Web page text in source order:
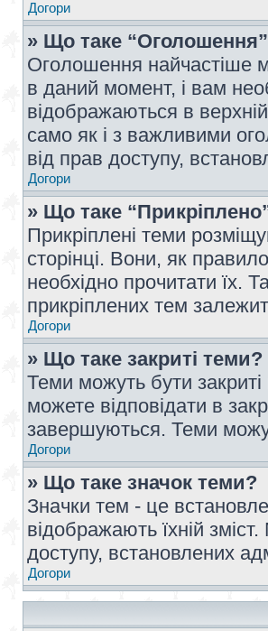
Догори
» Що таке
Оголошення найчастіше
в даний момент, і вам
відображаються в
само як і з важливими
від прав доступу,
Догори
» Що таке
Прикріплені теми
сторінці. Вони, як
необхідно прочитати їх.
прикріплених тем
Догори
» Що таке закриті теми?
Теми можуть бути
можете відповідати в
завершуються. Теми
Догори
» Що таке значок теми?
Значки тем - це
відображають їхній
доступу, встановлених
Догори